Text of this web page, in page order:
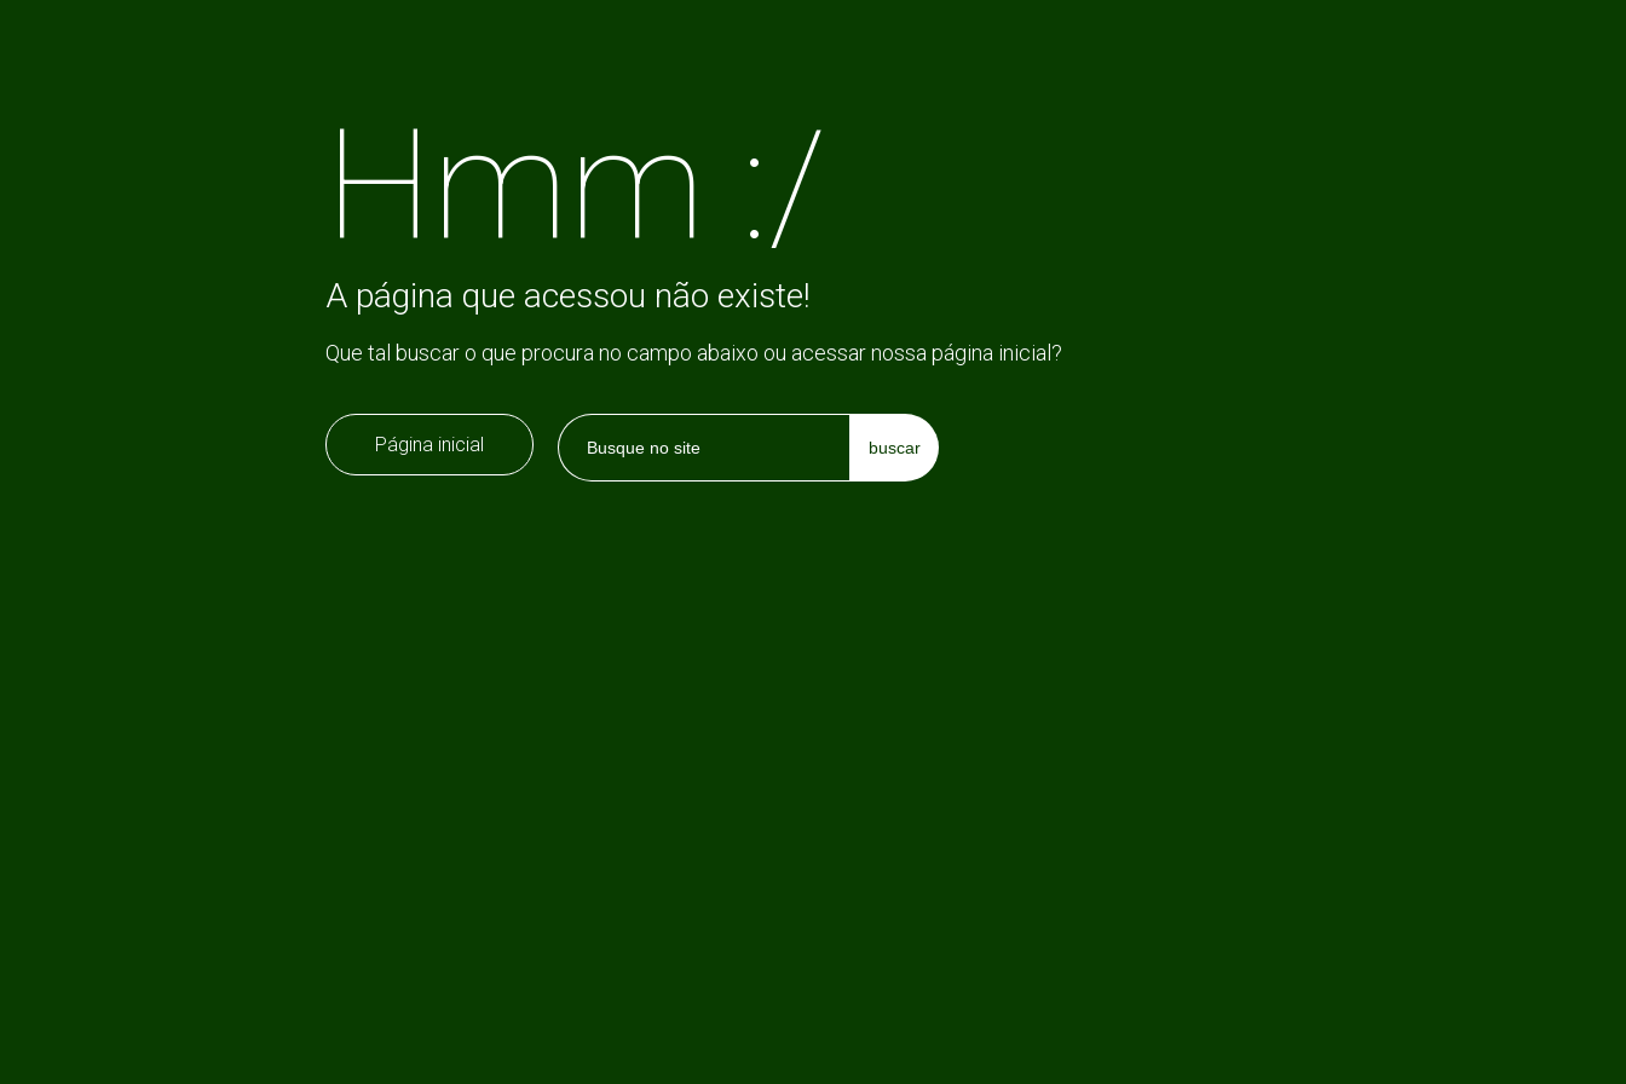
Hmm :/
A página que acessou não existe!
Que tal buscar o que procura no campo abaixo ou acessar nossa página inicial?
Página inicial